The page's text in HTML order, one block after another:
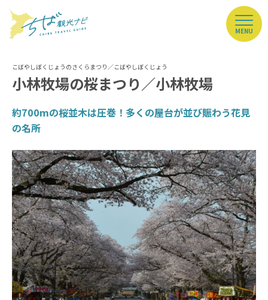
MENU
小林牧場の桜まつり／小林牧場
約700mの桜並木は圧巻！多くの屋台が並び賑わう花見
の名所